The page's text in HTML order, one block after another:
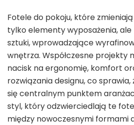
Fotele do pokoju, które
tylko elementy wyposażenia, ale
sztuki, wprowadzające
wnętrza. Współczesne projekty
nacisk na ergonomię, komfort
rozwiązania designu, co
się centralnym punktem
styl, który odzwierciedlają te
między nowoczesnymi formami